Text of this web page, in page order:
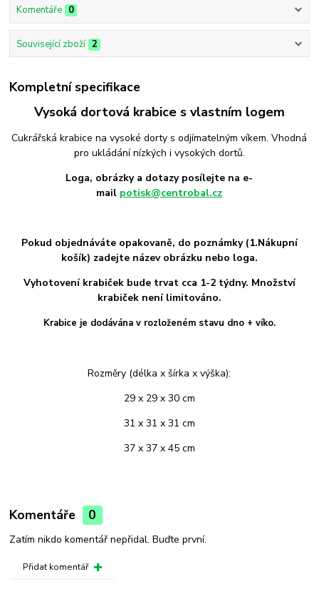
Komentáře 0
Související zboží 2
Kompletní specifikace
Vysoká dortová krabice s vlastním logem
Cukrářská krabice na vysoké dorty s odjímatelným víkem. Vhodná
pro ukládání nízkých i vysokých dortů.
Loga, obrázky a dotazy posílejte na e-
mail potisk@centrobal.cz
Pokud objednáváte opakovaně, do poznámky (1.Nákupní
košík) zadejte název obrázku nebo loga.
Vyhotovení krabiček bude trvat cca 1-2 týdny. Množství
krabiček není limitováno.
Krabice je dodávána v rozloženém stavu dno + víko.
Rozměry (délka x šírka x výška):
29 x 29 x 30 cm
31 x 31 x 31 cm
37 x 37 x 45 cm
Komentáře 0
Zatím nikdo komentář nepřidal. Buďte první.
Přidat komentář